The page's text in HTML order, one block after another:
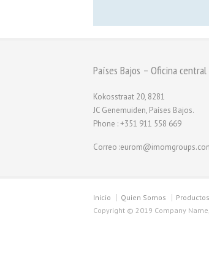
Países Bajos – Oficina central
Kokosstraat 20, 8281
JC Genemuiden, Países Bajos.
Phone : +351 911 558 669
Correo
Inicio Quien Somos Productos
Copyright © 2019 Company